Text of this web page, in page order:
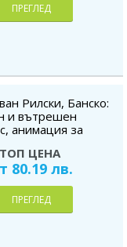
ПРЕГЛЕД
Рилски, Банско:
и вътрешен
анимация за
ТОП ЦЕНА
80.19 лв.
ПРЕГЛЕД